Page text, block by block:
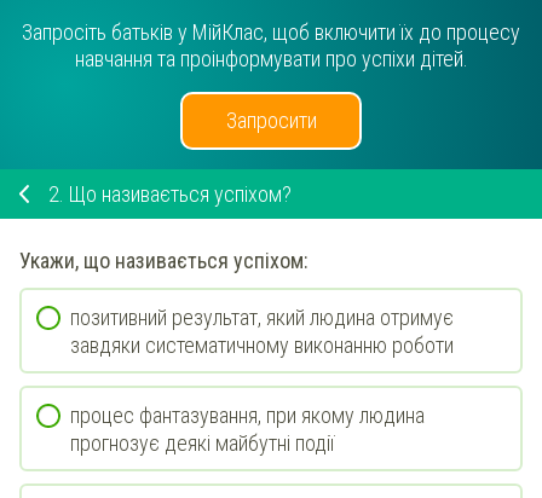
Запросіть батьків у МійКлас, щоб включити їх до процесу
навчання та проінформувати про успіхи дітей.
Запросити
2. Що називається успіхом?
Укажи, що називається успіхом:
позитивний результат, який людина отримує
завдяки систематичному виконанню роботи
процес фантазування, при якому людина
прогнозує деякі майбутні події